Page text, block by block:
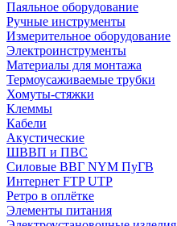
Паяльное оборудование
Ручные инструменты
Измерительное оборудование
Электроинструменты
Материалы для монтажа
Термоусаживаемые трубки
Хомуты-стяжки
Клеммы
Кабели
Акустические
ШВВП и ПВС
Силовые ВВГ NYM ПуГВ
Интернет FTP UTP
Ретро в оплётке
Элементы питания